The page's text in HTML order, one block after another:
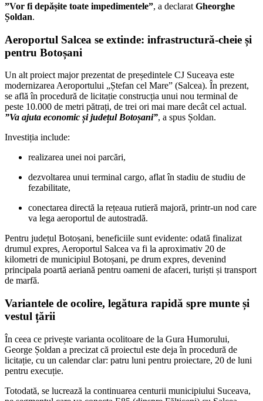
”Vor fi depășite toate impedimentele”, a declarat Gheorghe
Șoldan.
Aeroportul Salcea se extinde: infrastructură-cheie și
pentru Botoșani
Un alt proiect major prezentat de președintele CJ Suceava este
modernizarea Aeroportului „Ștefan cel Mare” (Salcea). În prezent,
se află în procedură de licitație construcția unui nou terminal de
peste 10.000 de metri pătrați, de trei ori mai mare decât cel actual.
”Va ajuta economic și județul Botoșani”, a spus Șoldan.
Investiția include:
realizarea unei noi parcări,
dezvoltarea unui terminal cargo, aflat în stadiu de studiu de
fezabilitate,
conectarea directă la rețeaua rutieră majoră, printr-un nod care
va lega aeroportul de autostradă.
Pentru județul Botoșani, beneficiile sunt evidente: odată finalizat
drumul expres, Aeroportul Salcea va fi la aproximativ 20 de
kilometri de municipiul Botoșani, pe drum expres, devenind
principala poartă aeriană pentru oameni de afaceri, turiști și transport
de marfă.
Variantele de ocolire, legătura rapidă spre munte și
vestul țării
În ceea ce privește varianta ocolitoare de la Gura Humorului,
George Șoldan a precizat că proiectul este deja în procedură de
licitație, cu un calendar clar: patru luni pentru proiectare, 20 de luni
pentru execuție.
Totodată, se lucrează la continuarea centurii municipiului Suceava,